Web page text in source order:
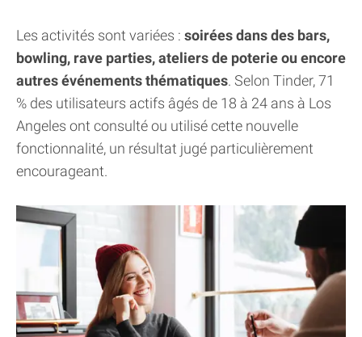
Les activités sont variées : soirées dans des bars,
bowling, rave parties, ateliers de poterie ou encore
autres événements thématiques. Selon Tinder, 71
% des utilisateurs actifs âgés de 18 à 24 ans à Los
Angeles ont consulté ou utilisé cette nouvelle
fonctionnalité, un résultat jugé particulièrement
encourageant.